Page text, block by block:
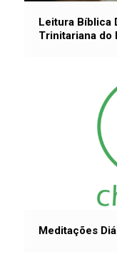
Leitura Bíblica
Trinitariana do
Meditações